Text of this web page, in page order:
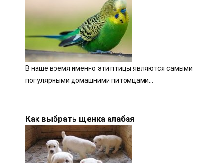
В наше время именно эти птицы являются самыми
популярными домашними питомцами…
Как выбрать щенка алабая